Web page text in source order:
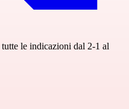
le indicazioni dal 2-1 al